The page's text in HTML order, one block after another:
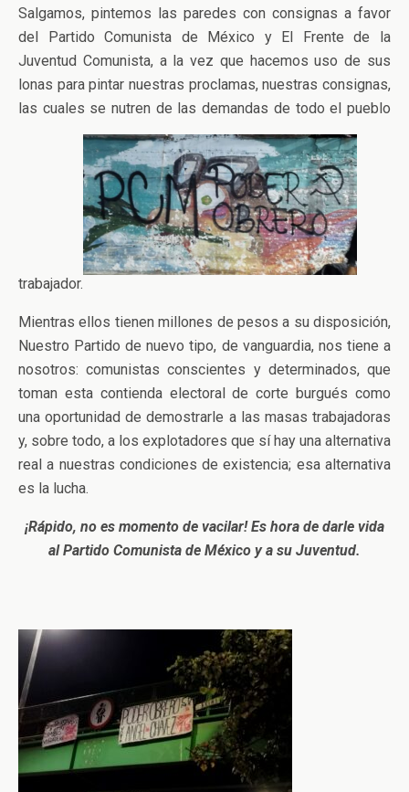
Salgamos, pintemos las paredes con consignas a favor
del Partido Comunista de México y El Frente de la
Juventud Comunista, a la vez que hacemos uso de sus
lonas para pintar nuestras proclamas, nuestras consignas,
las cuales se nutren de las demandas de todo el pueblo
trabajador.
Mientras ellos tienen millones de pesos a su disposición,
Nuestro Partido de nuevo tipo, de vanguardia, nos tiene a
nosotros: comunistas conscientes y determinados, que
toman esta contienda electoral de corte burgués como
una oportunidad de demostrarle a las masas trabajadoras
y, sobre todo, a los explotadores que sí hay una alternativa
real a nuestras condiciones de existencia; esa alternativa
es la lucha.
¡Rápido, no es momento de vacilar! Es hora de darle vida
al Partido Comunista de México y a su Juventud.